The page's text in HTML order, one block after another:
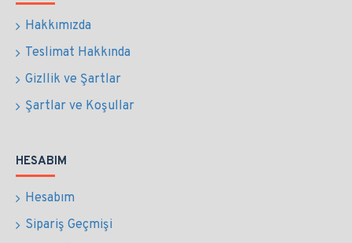
Hakkımızda
Teslimat Hakkında
Gizllik ve Şartlar
Şartlar ve Koşullar
HESABIM
Hesabım
Sipariş Geçmişi